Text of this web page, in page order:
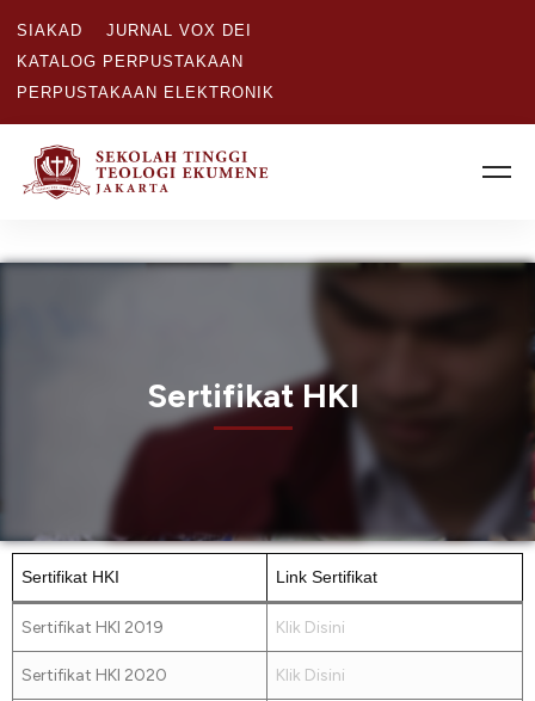
SIAKAD
JURNAL VOX DEI
KATALOG PERPUSTAKAAN
PERPUSTAKAAN ELEKTRONIK
Sertifikat HKI
Sertifikat HKI Link Sertifikat
Sertifikat HKI 2019 Klik Disini
Sertifikat HKI 2020 Klik Disini